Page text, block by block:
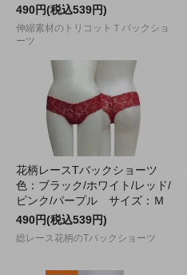
490円(税込539円)
伸縮素材のトリコットＴバックショ
ーツ
花柄レースTバックショーツ
色：ブラック/ホワイト/レッド/
ピンク/パープル サイズ：Ｍ
490円(税込539円)
総レース花柄のTバックショーツ